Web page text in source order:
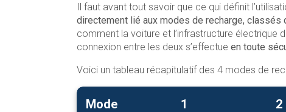
Il faut avant tout savoir que ce qui définit
directement lié aux modes de recharge, classés
comment la voiture et l’infrastructure électrique
connexion entre les deux s’effectue en toute
Voici un tableau récapitulatif des 4 modes de
Mode 1 2